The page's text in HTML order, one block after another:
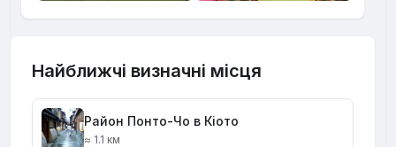
Найближчі визначні місця
Район Понто-Чо в Кіото
≈ 1.1 км